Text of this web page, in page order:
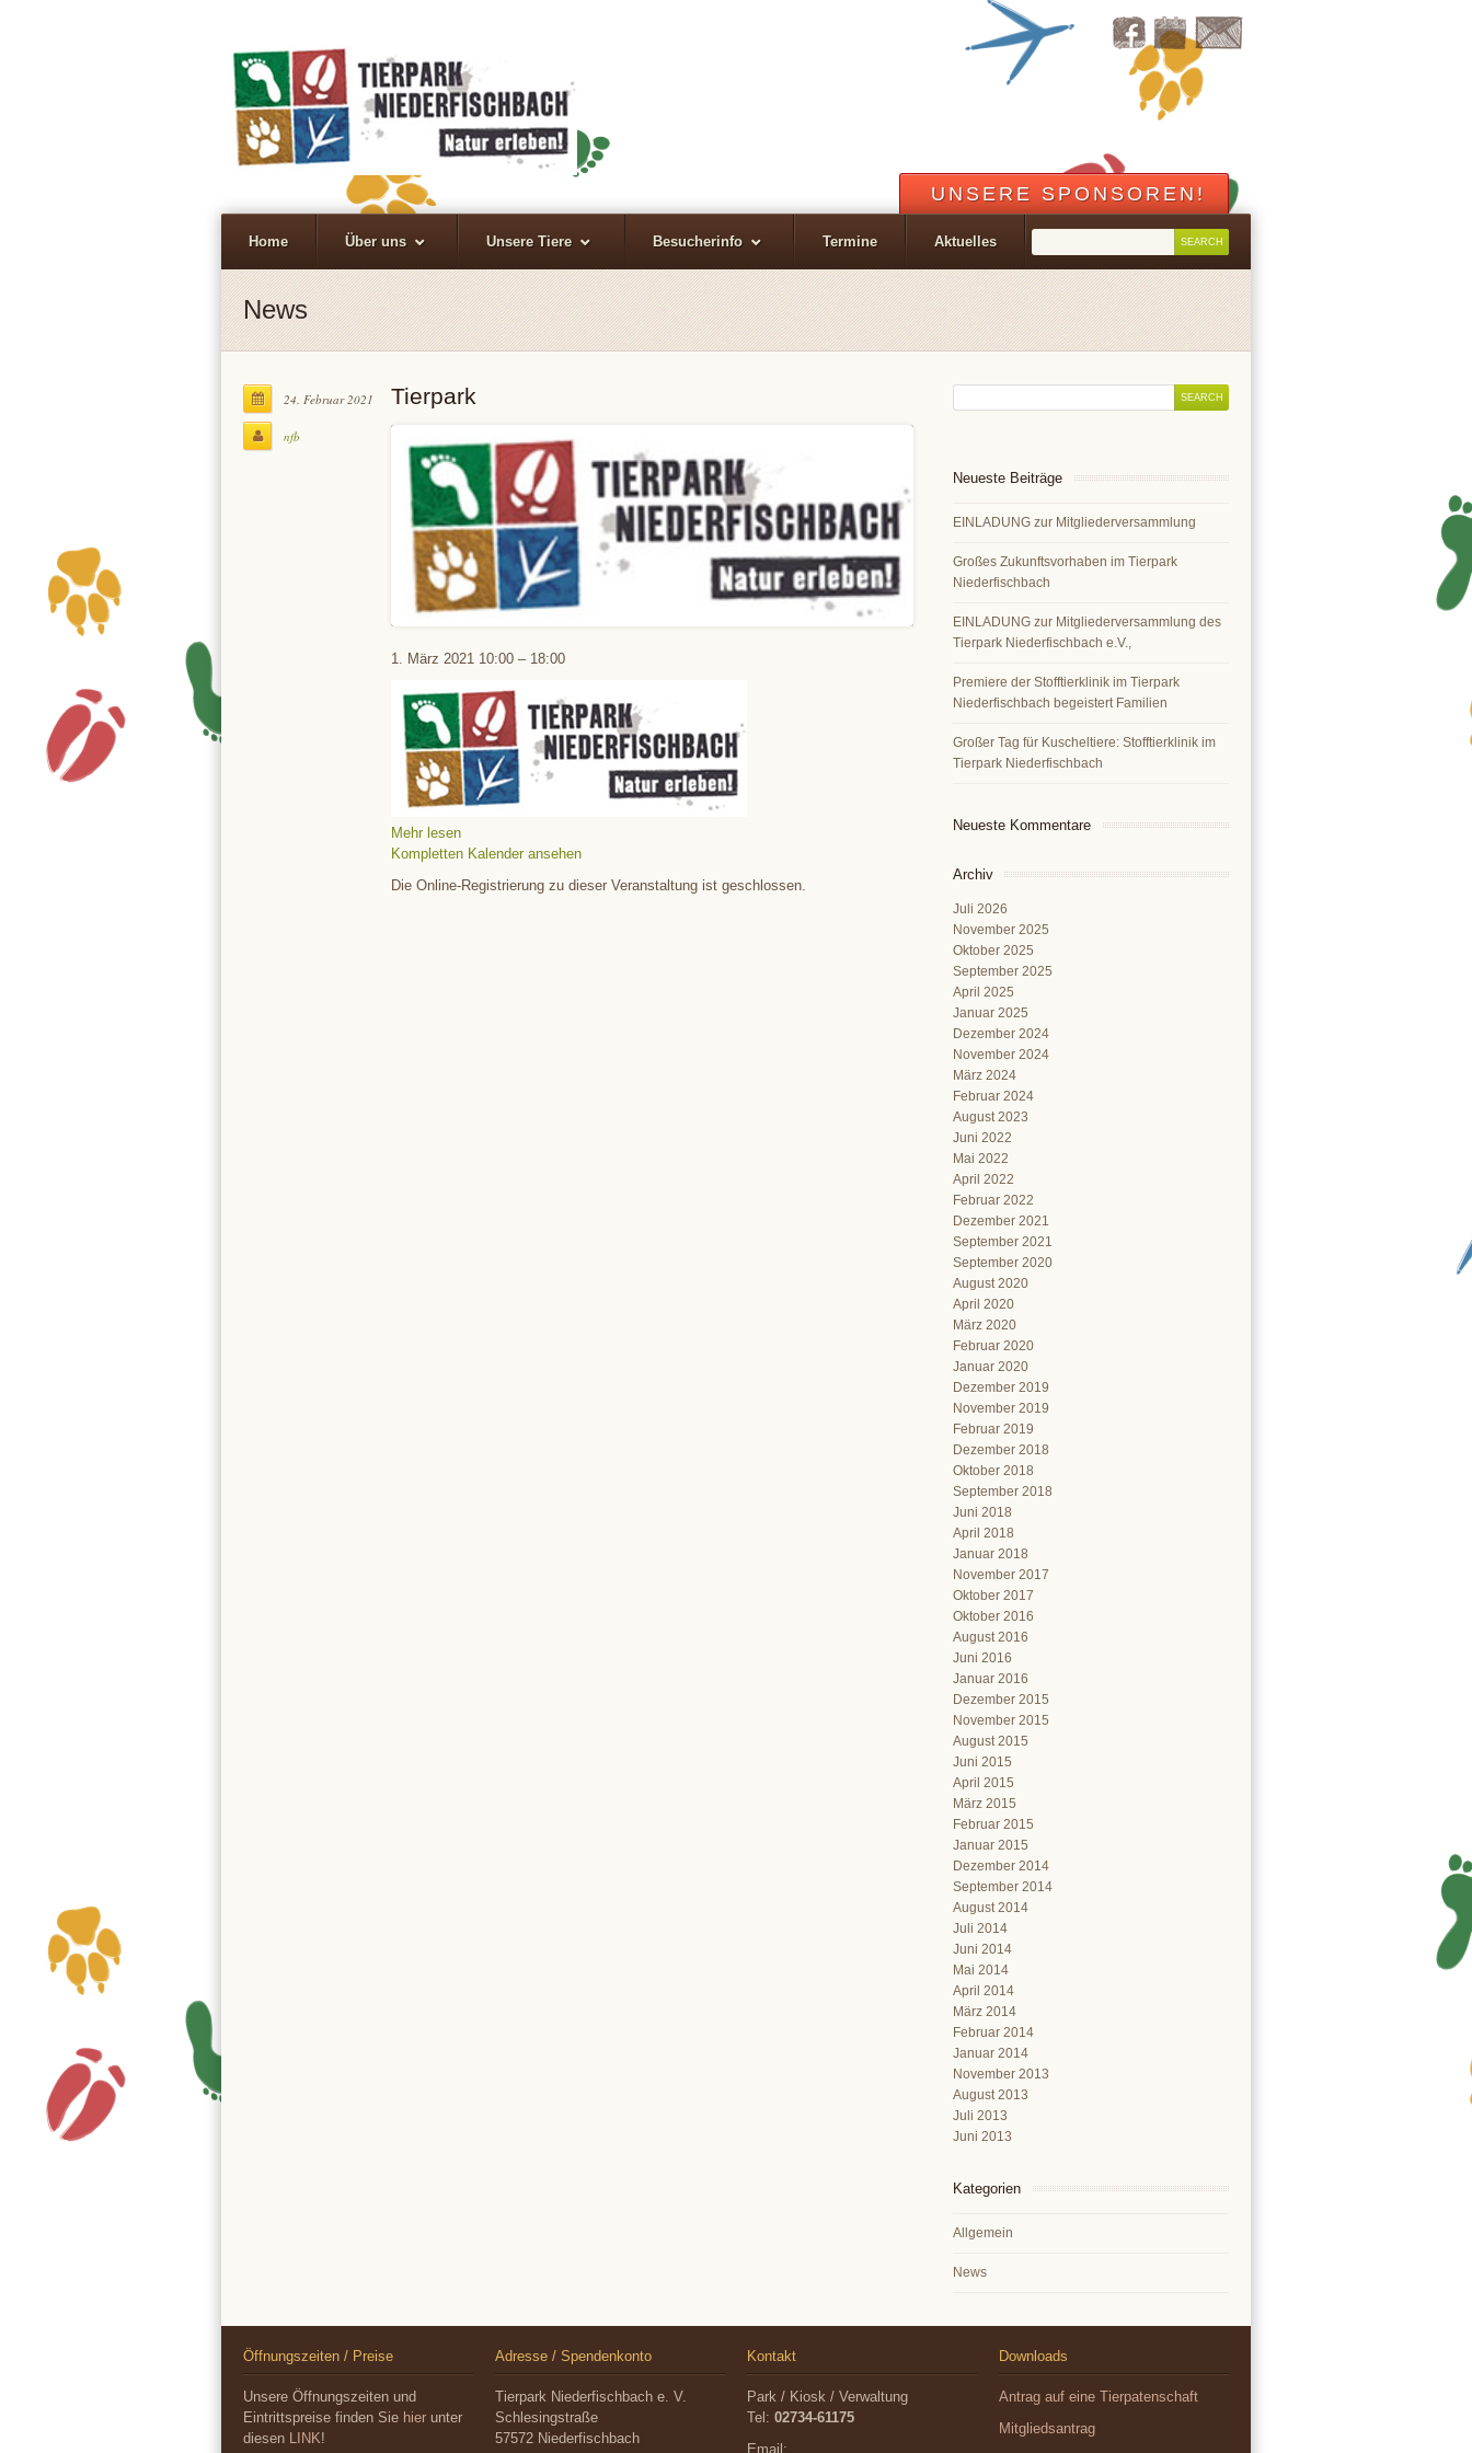
UNSERE SPONSOREN!
Home Über uns Unsere Tiere Besucherinfo Termine Aktuelles
News
24. Februar 2021
nfb
Tierpark
Tierpark
1. März 2021 10:00 – 18:00
Mehr lesen
Kompletten Kalender ansehen
Die Online-Registrierung zu dieser Veranstaltung ist geschlossen.
Neueste Beiträge
EINLADUNG zur Mitgliederversammlung
Großes Zukunftsvorhaben im Tierpark
Niederfischbach
EINLADUNG zur Mitgliederversammlung des
Tierpark Niederfischbach e.V.,
Premiere der Stofftierklinik im Tierpark
Niederfischbach begeistert Familien
Großer Tag für Kuscheltiere: Stofftierklinik im
Tierpark Niederfischbach
Neueste Kommentare
Archiv
Juli 2026
November 2025
Oktober 2025
September 2025
April 2025
Januar 2025
Dezember 2024
November 2024
März 2024
Februar 2024
August 2023
Juni 2022
Mai 2022
April 2022
Februar 2022
Dezember 2021
September 2021
September 2020
August 2020
April 2020
März 2020
Februar 2020
Januar 2020
Dezember 2019
November 2019
Februar 2019
Dezember 2018
Oktober 2018
September 2018
Juni 2018
April 2018
Januar 2018
November 2017
Oktober 2017
Oktober 2016
August 2016
Juni 2016
Januar 2016
Dezember 2015
November 2015
August 2015
Juni 2015
April 2015
März 2015
Februar 2015
Januar 2015
Dezember 2014
September 2014
August 2014
Juli 2014
Juni 2014
Mai 2014
April 2014
März 2014
Februar 2014
Januar 2014
November 2013
August 2013
Juli 2013
Juni 2013
Kategorien
Allgemein
News
Öffnungszeiten / Preise
Unsere Öffnungszeiten und
Eintrittspreise finden Sie hier unter
diesen LINK!
Adresse / Spendenkonto
Tierpark Niederfischbach e. V.
Schlesingstraße
57572 Niederfischbach
Kontakt
Park / Kiosk / Verwaltung
Tel: 02734-61175
Email:
Downloads
Antrag auf eine Tierpatenschaft
Mitgliedsantrag